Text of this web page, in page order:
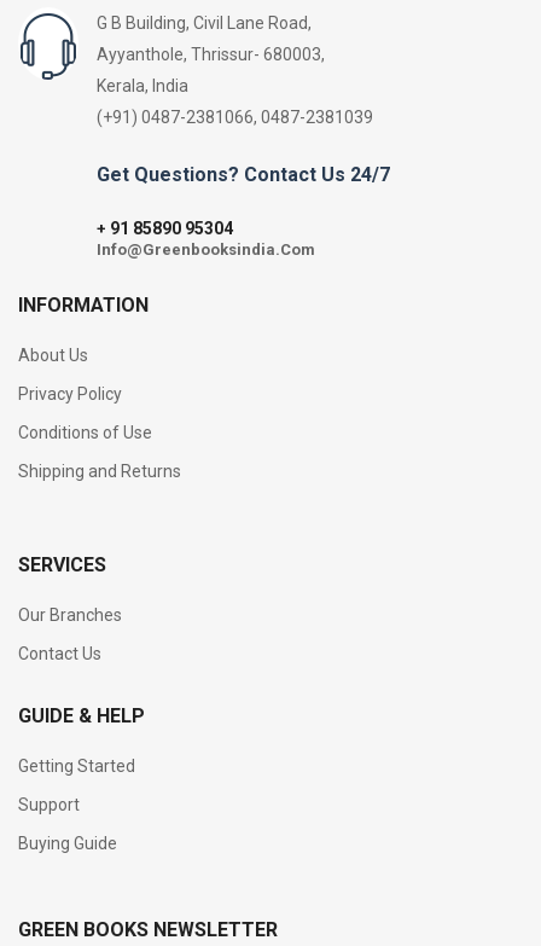
G B Building, Civil Lane Road,
Ayyanthole, Thrissur- 680003,
Kerala, India
(+91) 0487-2381066, 0487-2381039
Get Questions? Contact Us 24/7
+ 91 85890 95304
Info@Greenbooksindia.Com
INFORMATION
About Us
Privacy Policy
Conditions of Use
Shipping and Returns
SERVICES
Our Branches
Contact Us
GUIDE & HELP
Getting Started
Support
Buying Guide
GREEN BOOKS NEWSLETTER